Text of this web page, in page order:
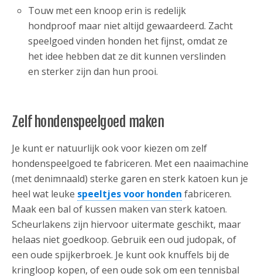
Touw met een knoop erin is redelijk
hondproof maar niet altijd gewaardeerd. Zacht
speelgoed vinden honden het fijnst, omdat ze
het idee hebben dat ze dit kunnen verslinden
en sterker zijn dan hun prooi.
Zelf hondenspeelgoed maken
Je kunt er natuurlijk ook voor kiezen om zelf
hondenspeelgoed te fabriceren. Met een naaimachine
(met denimnaald) sterke garen en sterk katoen kun je
heel wat leuke speeltjes voor honden fabriceren.
Maak een bal of kussen maken van sterk katoen.
Scheurlakens zijn hiervoor uitermate geschikt, maar
helaas niet goedkoop. Gebruik een oud judopak, of
een oude spijkerbroek. Je kunt ook knuffels bij de
kringloop kopen, of een oude sok om een tennisbal